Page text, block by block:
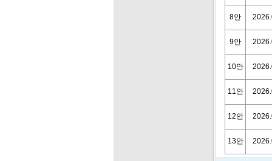
8안
9안
10안
11안
12안
13안